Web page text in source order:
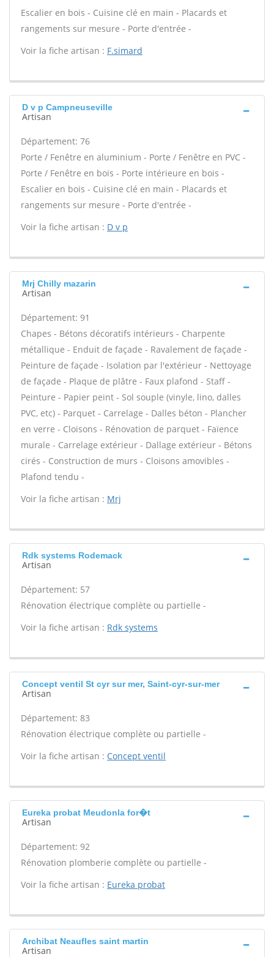
Escalier en bois - Cuisine clé en main - Placards et
rangements sur mesure - Porte d'entrée -
Voir la fiche artisan : F.simard
D v p Campneuseville
Artisan
Département: 76
Porte / Fenêtre en aluminium - Porte / Fenêtre en PVC -
Porte / Fenêtre en bois - Porte intérieure en bois -
Escalier en bois - Cuisine clé en main - Placards et
rangements sur mesure - Porte d'entrée -
Voir la fiche artisan : D v p
Mrj Chilly mazarin
Artisan
Département: 91
Chapes - Bétons décoratifs intérieurs - Charpente
métallique - Enduit de façade - Ravalement de façade -
Peinture de façade - Isolation par l'extérieur - Nettoyage
de façade - Plaque de plâtre - Faux plafond - Staff -
Peinture - Papier peint - Sol souple (vinyle, lino, dalles
PVC, etc) - Parquet - Carrelage - Dalles béton - Plancher
en verre - Cloisons - Rénovation de parquet - Faïence
murale - Carrelage extérieur - Dallage extérieur - Bétons
cirés - Construction de murs - Cloisons amovibles -
Plafond tendu -
Voir la fiche artisan : Mrj
Rdk systems Rodemack
Artisan
Département: 57
Rénovation électrique complète ou partielle -
Voir la fiche artisan : Rdk systems
Concept ventil St cyr sur mer, Saint-cyr-sur-mer
Artisan
Département: 83
Rénovation électrique complète ou partielle -
Voir la fiche artisan : Concept ventil
Eureka probat Meudonla for�t
Artisan
Département: 92
Rénovation plomberie complète ou partielle -
Voir la fiche artisan : Eureka probat
Archibat Neaufles saint martin
Artisan